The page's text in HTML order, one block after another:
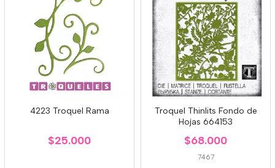
4223 Troquel Rama
$25.000
Troquel Thinlits Fondo de
Hojas 664153
$68.000
7467